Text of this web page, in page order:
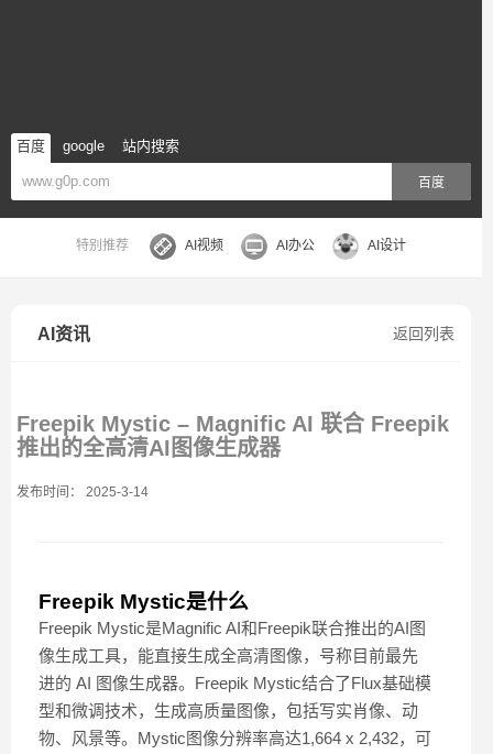
百度 google 站内搜索
百度
特别推荐 AI视频 AI办公 AI设计
返回列表
AI资讯
Freepik Mystic – Magnific AI 联合 Freepik
推出的全高清AI图像生成器
发布时间： 2025-3-14
Freepik Mystic是什么
Freepik Mystic是Magnific AI和Freepik联合推出的AI图
像生成工具，能直接生成全高清图像，号称目前最先
进的 AI 图像生成器。Freepik Mystic结合了Flux基础模
型和微调技术，生成高质量图像，包括写实肖像、动
物、风景等。Mystic图像分辨率高达1,664 x 2,432，可